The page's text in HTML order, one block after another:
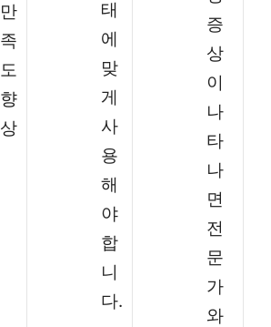
만
족
도
향
상
태
에
맞
게
사
용
해
야
합
니
다.
증
상
이
나
타
나
면
전
문
가
와